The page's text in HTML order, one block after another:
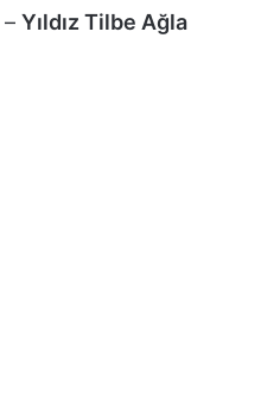
– Yıldız Tilbe Ağla